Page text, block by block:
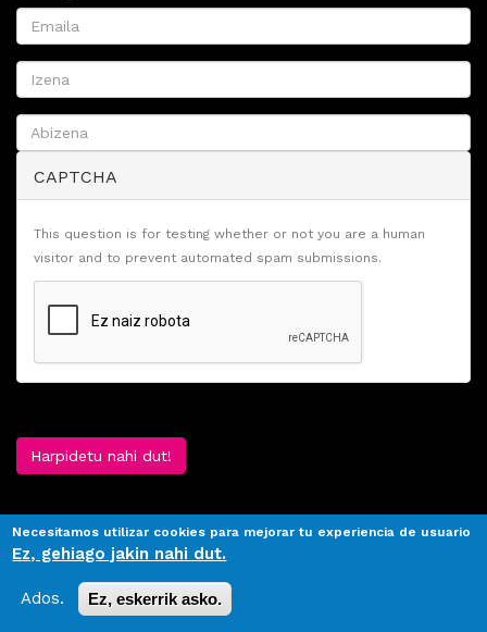
CAPTCHA
This question is for testing whether or not you are a human
visitor and to prevent automated spam submissions.
Harpidetu nahi dut!
Necesitamos utilizar cookies para mejorar tu experiencia de usuario
Ez, gehiago jakin nahi dut.
Ados. Ez, eskerrik asko.